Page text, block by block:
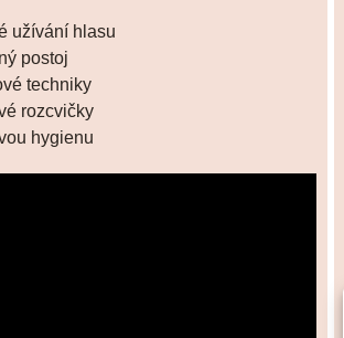
užívání hlasu
postoj
techniky
rozcvičky
hygienu